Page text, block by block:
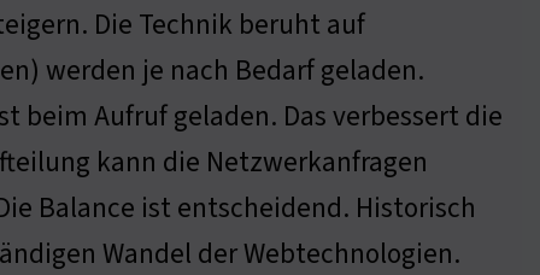
Die Technik beruht auf
werden je nach Bedarf geladen.
beim Aufruf geladen. Das verbessert die
kann die Netzwerkanfragen
Balance ist entscheidend. Historisch
Wandel der Webtechnologien.